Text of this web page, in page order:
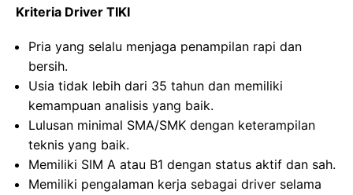
Kriteria Driver TIKI
Pria yang selalu menjaga penampilan rapi dan
bersih.
Usia tidak lebih dari 35 tahun dan memiliki
kemampuan analisis yang baik.
Lulusan minimal SMA/SMK dengan keterampilan
teknis yang baik.
Memiliki SIM A atau B1 dengan status aktif dan sah.
Memiliki pengalaman kerja sebagai driver selama